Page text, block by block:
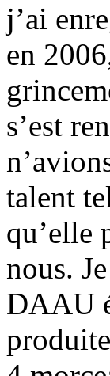
j’ai
en
s’est
talent
qu’elle
nous.
DAAU